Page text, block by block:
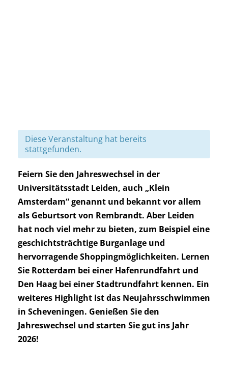
Diese Veranstaltung hat bereits
stattgefunden.
Feiern Sie den Jahreswechsel in der
Universitätsstadt Leiden, auch „Klein
Amsterdam“ genannt und bekannt vor allem
als Geburtsort von Rembrandt. Aber Leiden
hat noch viel mehr zu bieten, zum Beispiel eine
geschichtsträchtige Burganlage und
hervorragende Shoppingmöglichkeiten. Lernen
Sie Rotterdam bei einer Hafenrundfahrt und
Den Haag bei einer Stadtrundfahrt kennen. Ein
weiteres Highlight ist das Neujahrsschwimmen
in Scheveningen. Genießen Sie den
Jahreswechsel und starten Sie gut ins Jahr
2026!